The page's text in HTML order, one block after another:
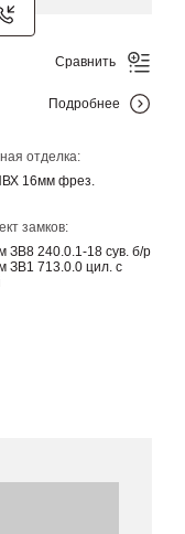
отделка:
16мм фрез.
замков:
ЗВ8 240.0.1-18 сув. б/р
ЗВ1 713.0.0 цил. с
Сравнить
Подробнее